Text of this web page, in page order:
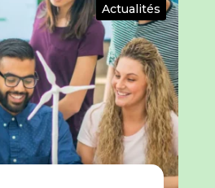
Actualités